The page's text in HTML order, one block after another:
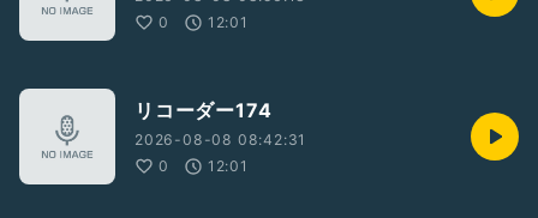
0
12:01
リコーダー174
2026-08-08 08:42:31
0
12:01